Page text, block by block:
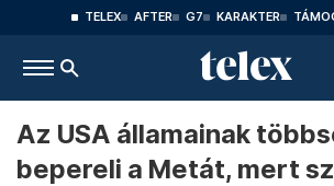
TELEX AFTER G7 KARAKTER
Az USA államainak
bepereli a Metát, mert